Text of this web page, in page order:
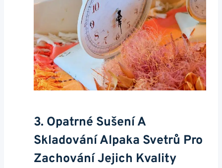
3. ‌Opatrné Sušení⁢ A
‍skladování Alpaka Svetrů Pro
Zachování Jejich Kvality